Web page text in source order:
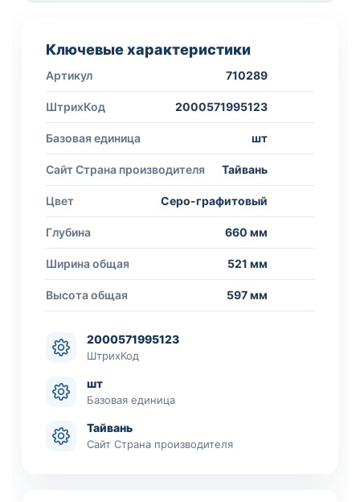
Ключевые характеристики
Артикул 710289
ШтрихКод 2000571995123
Базовая единица шт
Сайт Страна производителя Тайвань
Цвет Серо-графитовый
Глубина 660 мм
Ширина общая 521 мм
Высота общая 597 мм
2000571995123
ШтрихКод
шт
Базовая единица
Тайвань
Сайт Страна производителя